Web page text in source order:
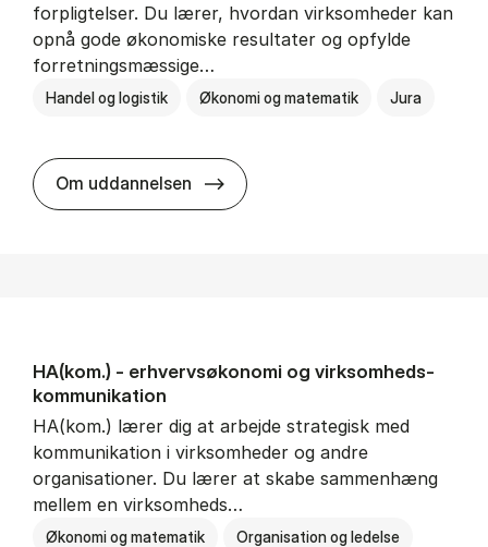
forpligtelser. Du lærer, hvordan virksomheder kan
opnå gode økonomiske resultater og opfylde
forretningsmæssige…
Handel og logistik Økonomi og matematik Jura
Om uddannelsen HA(jur.) - erhvervs­økonomi og
HA(kom.) - erhvervs­økonomi og virksomheds­
kommunikation
HA(kom.) lærer dig at arbejde strategisk med
kommunikation i virksomheder og andre
organisationer. Du lærer at skabe sammenhæng
mellem en virksomheds…
Økonomi og matematik Organisation og ledelse